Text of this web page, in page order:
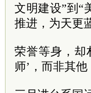
文明建设”到“
推进，为天更
荣誉等身，却
师’，而非其他